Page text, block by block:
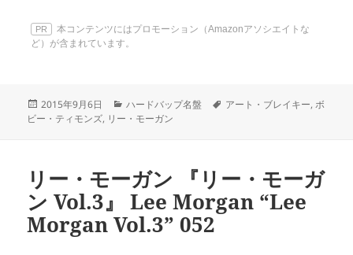
PR
本コンテンツにはプロモーション（Amazonアソシエイトな
ど）が含まれています。
投
稿
2015年9月6日
カ
テ
ハードバップ名盤
タ
アート・ブレイキー,ボ
ビー・ティモンズ, リー・モーガン
リー・モーガン 『リー・モーガ
ン Vol.3』 Lee Morgan “Lee
Morgan Vol.3” 052